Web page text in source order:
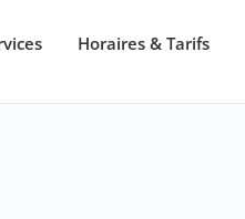
Horaires & Tarifs